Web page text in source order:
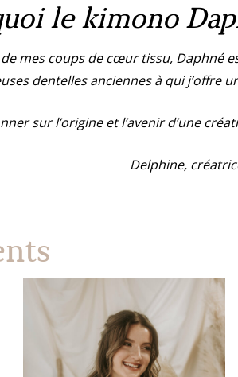
le kimono
mes coups de cœur tissu, Daphné
dentelles anciennes à qui j’offre
sur l’origine et l’avenir d’une
Delphine,